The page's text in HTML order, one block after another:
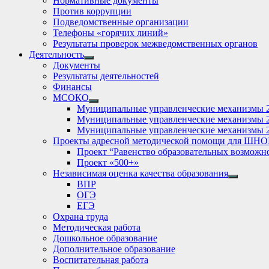
Против коррупции
Подведомственные организации
Телефоны «горячих линий»
Результаты проверок межведомственных органов
Деятельность
Show
sub
menu
Документы
Результаты деятельностей
Финансы
МСОКО
Show
sub
menu
Муниципальные управленческие механизмы
Муниципальные управленческие механизмы
Муниципальные управленческие механизмы
Проекты адресной методической помощи для
Проект “Равенство образовательных
Проект «500+»
Независимая оценка качества образования
Show
ВПР
ОГЭ
ЕГЭ
Охрана труда
Методическая работа
Дошкольное образование
Дополнительное образование
Воспитательная работа